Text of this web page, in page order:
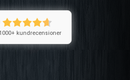
kundrecensioner